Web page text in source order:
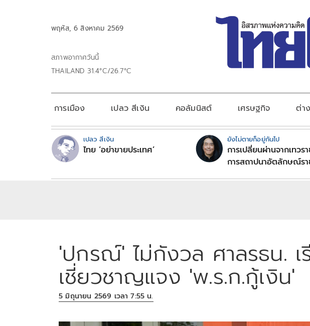
พฤหัส, 6 สิงหาคม 2569
สภาพอากาศวันนี้
THAILAND 31.4°C/26.7°C
การเมือง เปลว สีเงิน คอลัมนิสต์ เศรษฐกิจ ต่า
เปลว สีเงิน
ไทย ‘อย่าขายประเทศ’
ยังไม่ตายก็อยู่กันไป
การเปลี่ยนผ่านจากเทวร
การสถาปนาอัตลักษณ์รา
'ปกรณ์' ไม่กังวล ศาลรธน.
เชี่ยวชาญแจง 'พ.ร.ก.กู้เงิน'
5 มิถุนายน 2569 เวลา 7:55 น.